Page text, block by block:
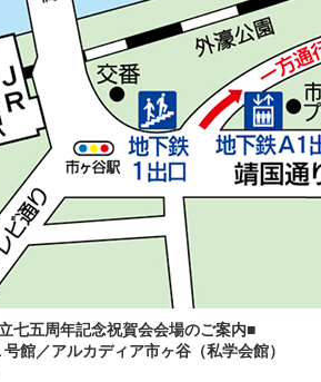
七五周年記念祝賀会会場のご案内■
館／アルカディア市ヶ谷（私学会館）